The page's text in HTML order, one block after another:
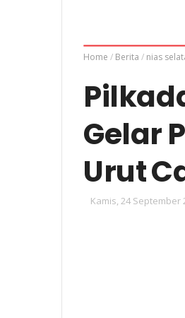
Home / Berita / nias
Gelar
Urut
Kamis, 24 September